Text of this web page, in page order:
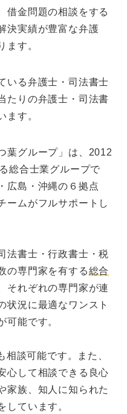
借金問題の相談をする
決実績が豊富な弁護
ます。
いる弁護士・司法書士
たりの弁護士・司法書
ます。
葉グループ」は、2012
総合士業グループで
広島・沖縄の６拠点
ームがフルサポートし
法書士・行政書士・税
の専門家を有する総合
それぞれの専門家が連
状況に最適なワンスト
可能です。
相談可能です。また、
心して相談できる良心
家族、知人に知られた
しています。